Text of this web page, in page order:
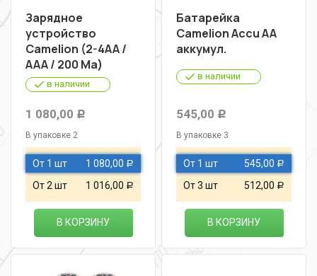
Зарядное
устройство
Camelion (2-4АА /
ААА / 200 Ма)
в наличии
1 080,00 Р
В упаковке 2
От 1 шт 1 080,00 Р
От 2 шт 1 016,00 Р
В КОРЗИНУ
Батарейка
Camelion Accu AA
аккумул.
в наличии
545,00 Р
В упаковке 3
От 1 шт 545,00 Р
От 3 шт 512,00 Р
В КОРЗИНУ